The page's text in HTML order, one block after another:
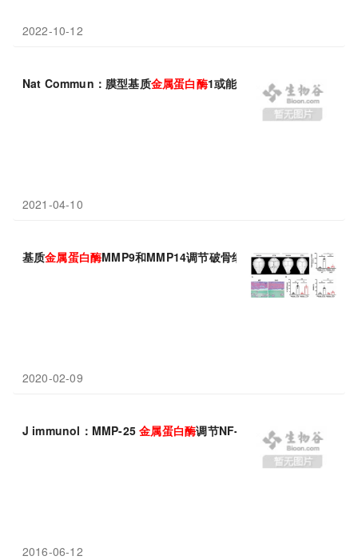
2022-10-12
Nat Commun：膜型基质金属蛋白酶1或能促进LDL受体脱落并加
2021-04-10
基质金属蛋白酶MMP9和MMP14调节破骨细胞的骨吸收活性
2020-02-09
J immunol：MMP-25金属蛋白酶调节NF-KB信号
2016-06-12